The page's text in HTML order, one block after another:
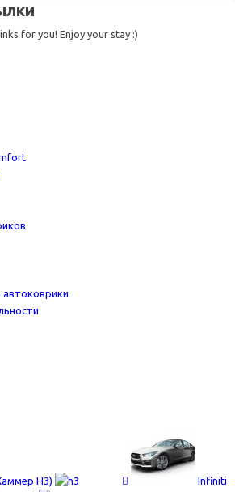
for you! Enjoy your stay :)
Н3) Infiniti